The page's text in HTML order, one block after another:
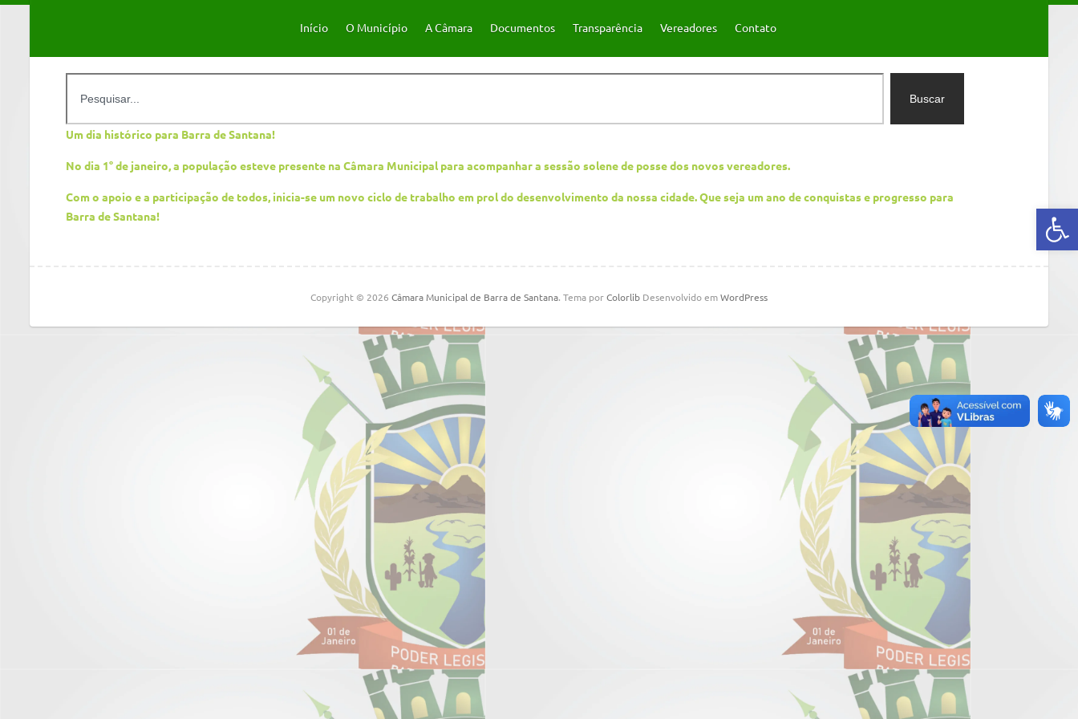
Abrir a barra de ferramentas
Início O Município A Câmara Documentos Transparência Vereadores Contato
Buscar
Um dia histórico para Barra de Santana!
No dia 1° de janeiro, a população esteve presente na Câmara Municipal para acompanhar a sessão solene de posse dos novos vereadores.
Com o apoio e a participação de todos, inicia-se um novo ciclo de trabalho em prol do desenvolvimento da nossa cidade. Que seja um ano de conquistas e progresso para
Barra de Santana!
Copyright © 2026 Câmara Municipal de Barra de Santana. Tema porColorlib Desenvolvido emWordPress